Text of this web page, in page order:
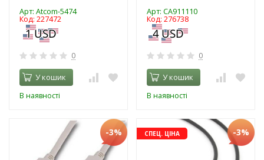
Арт: Atcom-5474
Код: 227472
0
У кошик
В наявності
Арт: CA911110
Код: 276738
0
У кошик
В наявності
-3% СПЕЦ. ЦІНА -3%